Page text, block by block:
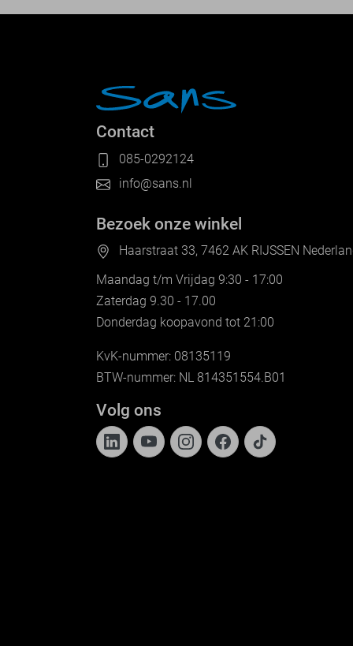
Contact
085-0292124
info@sans.nl
Bezoek onze winkel
Haarstraat 33, 7462 AK RIJSSEN
Maandag t/m Vrijdag 9:30 - 17:00
Zaterdag 9.30 - 17.00
Donderdag koopavond tot 21:00
KvK-nummer: 08135119
BTW-nummer: NL 814351554.B01
Volg ons